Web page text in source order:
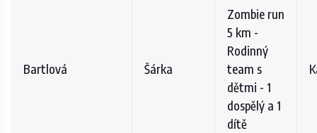
Bartlová Šárka
Zombie run
5 km -
Rodinný
team s
dětmi - 1
dospělý a 1
dítě